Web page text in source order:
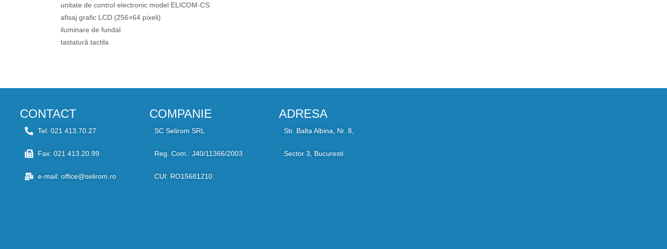
unitate de control electronic model ELICOM-CS:
afisaj grafic LCD (256×64 pixeli)
iluminare de fundal
tastatură tactila
CONTACT
Tel: 021 413.70.27
Fax: 021 413.20.99
e-mail: office@selirom.ro
COMPANIE
SC Selirom SRL
Reg. Com.: J40/11366/2003
CUI: RO15681210
ADRESA
Str. Balta Albina, Nr. 8,
Sector 3, Bucuresti